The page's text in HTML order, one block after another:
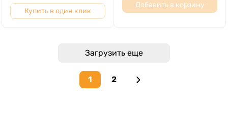
Купить в один клик
Добавить в корзину
Загрузить еще
1 2
Next page